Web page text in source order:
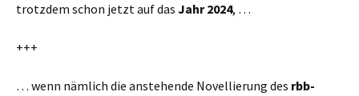
trotzdem schon jetzt auf das Jahr 2024, …
+++
… wenn nämlich die anstehende Novellierung des rbb-